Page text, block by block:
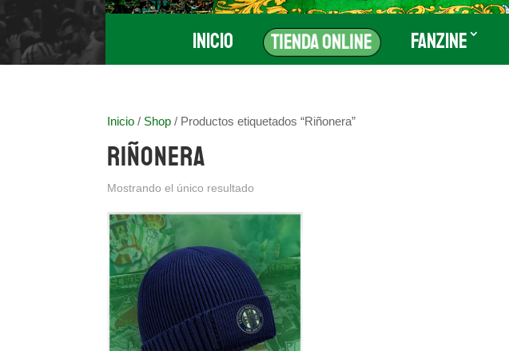
Inicio Tienda Online Fanzine
Inicio / Shop / Productos etiquetados “Riñonera”
Riñonera
Mostrando el único resultado